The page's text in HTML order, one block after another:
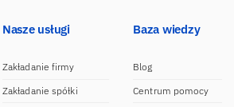
Nasze usługi
Zakładanie firmy
Zakładanie spółki
Baza wiedzy
Blog
Centrum pomocy